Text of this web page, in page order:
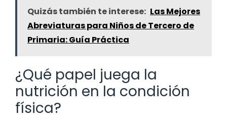
Quizás también te interese: Las Mejores
Abreviaturas para Niños de Tercero de
Primaria: Guía Práctica
¿Qué papel juega la
nutrición en la condición
física?